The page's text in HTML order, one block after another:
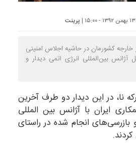
پرینت
کشورمان در حاشیه اجلاس امنیتی
آژانس بین‌المللی انرژی اتمی دیدار و
نا، در این دیدار دو طرف آخرین
ایران با آژانس بین المللی
انجام شده در راستای